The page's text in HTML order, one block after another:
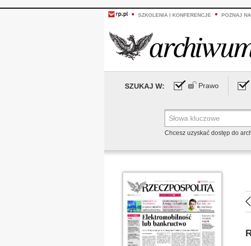
SZKOLENIA I KONFERENCJE POZNAJ
SZUKAJ W: Prawo
Chcesz uzyskać dostęp do